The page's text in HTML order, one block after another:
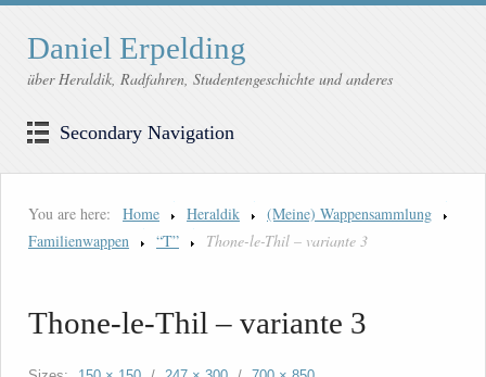
Daniel Erpelding
über Heraldik, Radfahren, Studentengeschichte und anderes
Secondary Navigation
You are here: Home Heraldik
(Meine) Wappensammlung
Familienwappen
“T” Thone-le-Thil – variante 3
Thone-le-Thil – variante 3